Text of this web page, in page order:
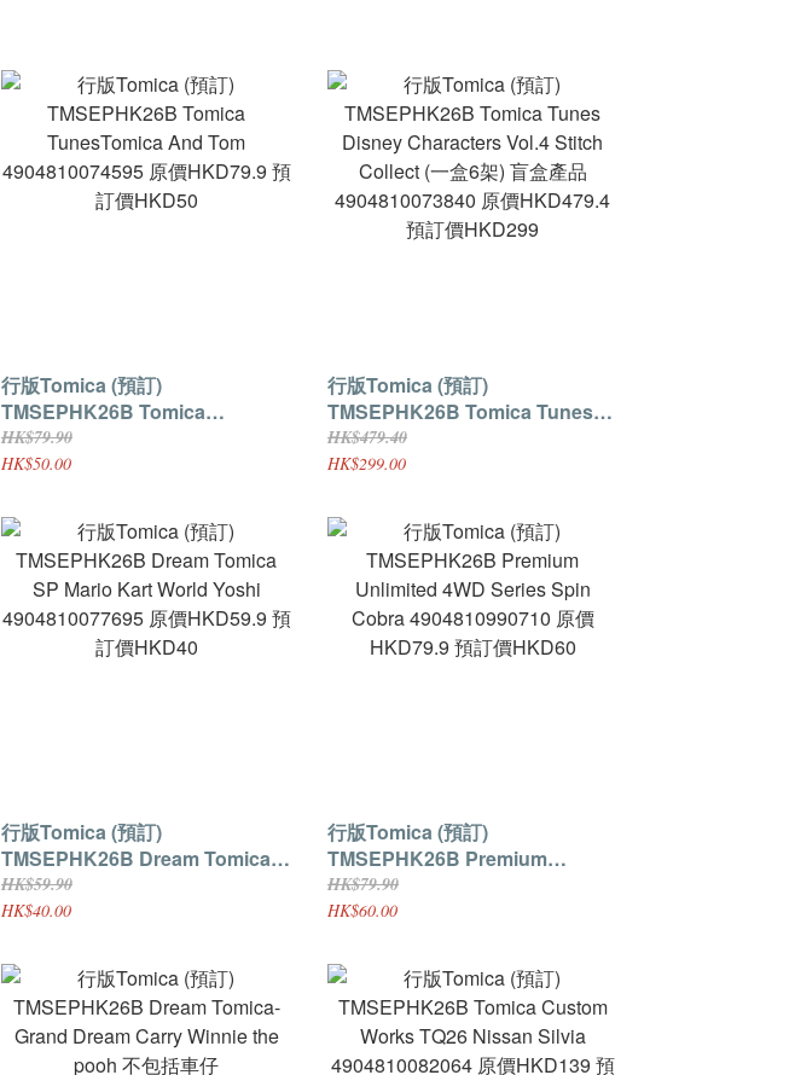
行版Tomica (預訂)
TMSEPHK26B Tomica
TunesTomica And Tom
4904810074595 原價HKD79.9 預
HK$79.90
HK$50.00
行版Tomica (預訂)
TMSEPHK26B Tomica Tunes
Disney Characters Vol.4 Stitch
Collect (一盒6架) 盲盒產品
預訂價HKD299
HK$479.40
HK$299.00
行版Tomica (預訂)
TMSEPHK26B Dream Tomica
SP Mario Kart World Yoshi
4904810077695 原價HKD59.9 預
HK$59.90
HK$40.00
行版Tomica (預訂)
TMSEPHK26B Premium
Unlimited 4WD Series Spin
Cobra 4904810990710 原價
HK$79.90
HK$60.00